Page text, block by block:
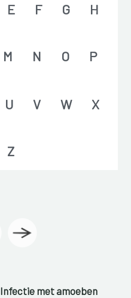
E F G H
M N O P
U V W X
Z
Infectie met amoeben